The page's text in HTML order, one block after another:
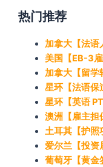
热门推荐
加拿大【法语
美国【EB-3雇
加拿大【留学
星环【法语保
星环【英语
澳洲【雇主担
土耳其【护照
爱尔兰【投资
葡萄牙【黄金